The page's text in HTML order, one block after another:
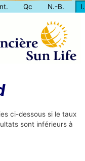
Qc N.-B.
ci-dessous si le taux
sont inférieurs à